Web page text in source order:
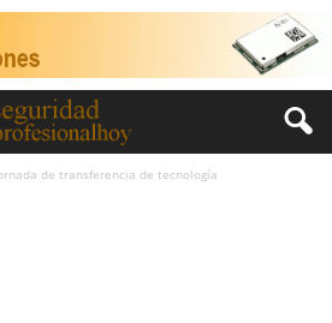
de transferencia de tecnología